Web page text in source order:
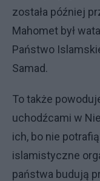
została później
Mahomet był
Państwo
Samad.
To także
uchodźcami w
ich, bo nie
islamistyczne
państwa budują